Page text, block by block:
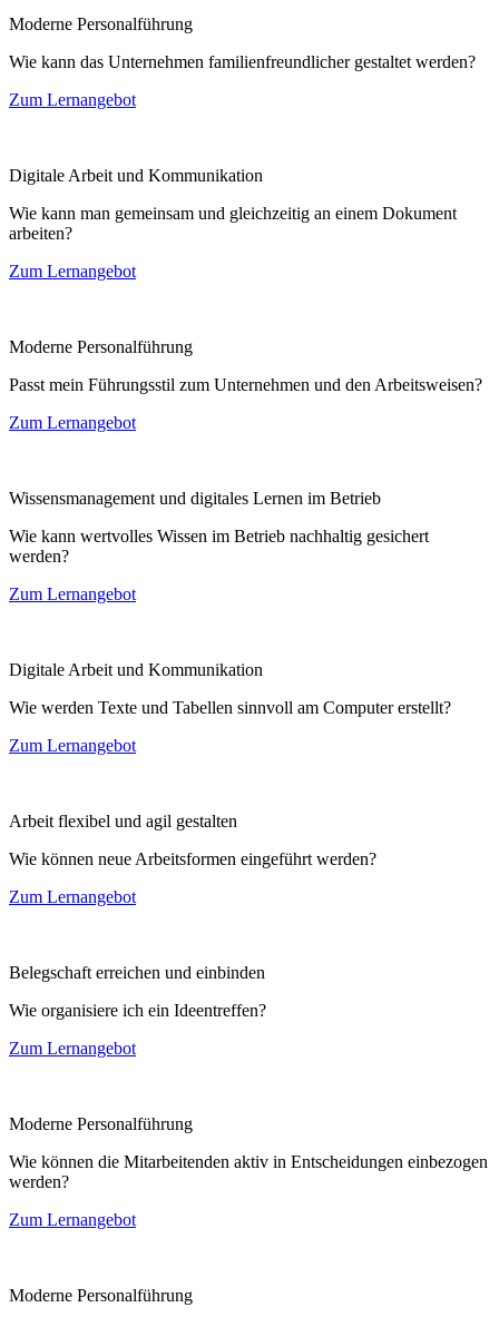
Moderne Personalführung
Wie kann das Unternehmen familienfreundlicher gestaltet werden?
Zum Lernangebot
Digitale Arbeit und Kommunikation
Wie kann man gemeinsam und gleichzeitig an einem Dokument
arbeiten?
Zum Lernangebot
Moderne Personalführung
Passt mein Führungsstil zum Unternehmen und den Arbeitsweisen?
Zum Lernangebot
Wissensmanagement und digitales Lernen im Betrieb
Wie kann wertvolles Wissen im Betrieb nachhaltig gesichert
werden?
Zum Lernangebot
Digitale Arbeit und Kommunikation
Wie werden Texte und Tabellen sinnvoll am Computer erstellt?
Zum Lernangebot
Arbeit flexibel und agil gestalten
Wie können neue Arbeitsformen eingeführt werden?
Zum Lernangebot
Belegschaft erreichen und einbinden
Wie organisiere ich ein Ideentreffen?
Zum Lernangebot
Moderne Personalführung
Wie können die Mitarbeitenden aktiv in Entscheidungen einbezogen
werden?
Zum Lernangebot
Moderne Personalführung